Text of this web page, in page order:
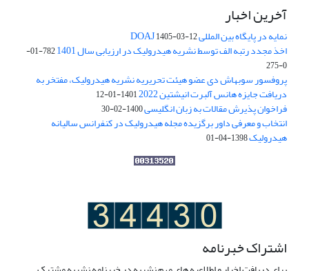
آخرین اخبار
نمایه در پایگاه بین المللی DOAJ1405-03-12
اخذ مجدد رتبه الف توسط نشریه هیدرولیک در ارزیابی سال 1401
782-01-
0-275
پروفسور سوبهاش دی عضو هیئت تحریریه نشریه هیدرولیک، مفتخر به
دریافت جایزه هانس آلبرت انیشتین 2022 1401-01-12
فراخوان پذیرش مقالات به زبان انگلیسی1400-02-30
انتخاب و معرفی داور برگزیده مجله هیدرولیک در کنفرانس سالیانه
هیدرولیک1398-04-01
اشتراک خبرنامه